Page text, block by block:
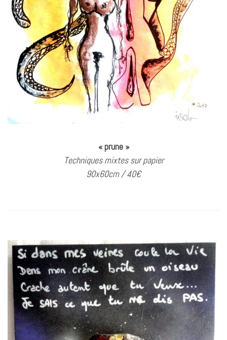
« prune »
Techniques mixtes sur papier
90x60cm / 40€